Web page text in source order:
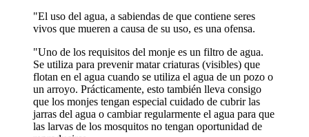
"El uso del agua, a sabiendas de que contiene seres
vivos que mueren a causa de su uso, es una ofensa.
"Uno de los requisitos del monje es un filtro de agua.
Se utiliza para prevenir matar criaturas (visibles) que
flotan en el agua cuando se utiliza el agua de un pozo o
un arroyo. Prácticamente, esto también lleva consigo
que los monjes tengan especial cuidado de cubrir las
jarras del agua o cambiar regularmente el agua para que
las larvas de los mosquitos no tengan oportunidad de